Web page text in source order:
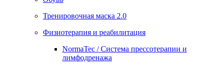
Тренировочная маска 2.0
Физиотерапия и реабилитация
NormaTec / Система прессотерапии и
лимфодренажа